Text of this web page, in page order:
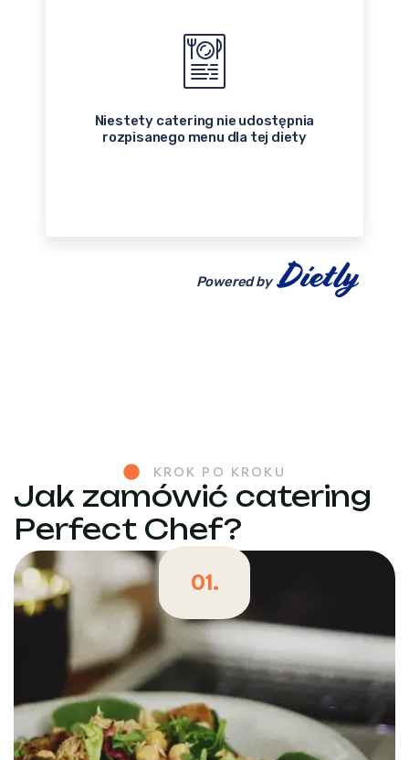
Niestety catering nie udostępnia
rozpisanego menu dla tej diety
Powered by
KROK PO KROKU
Jak zamówić catering
Perfect Chef?
01.